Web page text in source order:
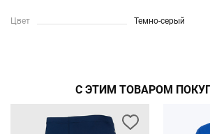
Цвет Темно-серый
С ЭТИМ ТОВАРОМ